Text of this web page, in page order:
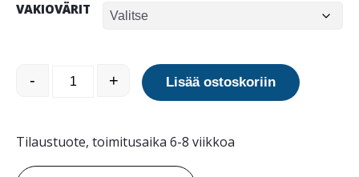
VAKIOVÄRIT
3p-Tech Konsul teräspollari 037.020 määrä
- + Lisää ostoskoriin
Tilaustuote, toimitusaika 6-8 viikkoa